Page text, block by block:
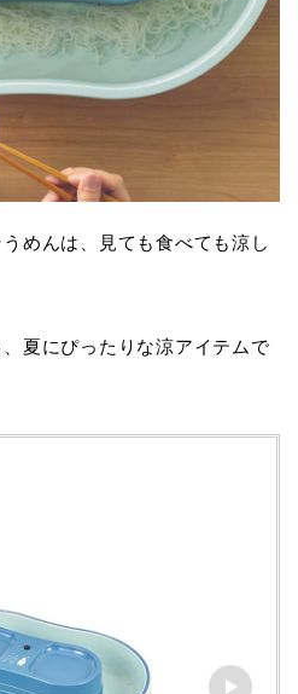
めんは、見ても食べても涼し
夏にぴったりな涼アイテムで